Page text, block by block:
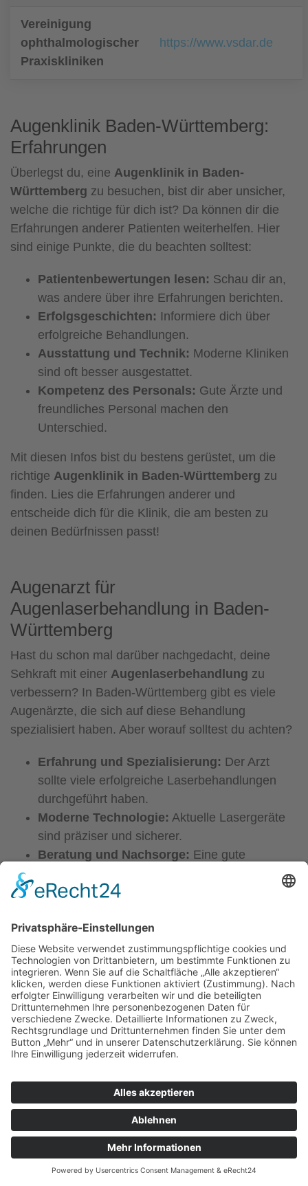
Vereinigung
ophthalmologischer
Praxiskliniken
https://www.vsdar.de
Augenklinik Baden-Württemberg:
Erfahrungen
Überlegst du, eine Augenklinik in Baden-
Württemberg zu besuchen, bist dir aber unsicher,
welche die richtige für dich ist? Da können dir die
Erfahrungen anderer Patienten weiterhelfen. Hier
sind einige Punkte, die du beachten solltest:
Patientenbewertungen lesen: Schau dir an,
was andere über ihre Erfahrungen berichten.
Erfolgsgeschichten: Informiere dich über
erfolgreiche Behandlungen.
Ausstattung und Technik: Moderne Kliniken
sind oft besser ausgestattet.
Kompetenz des Personals: Gute Ärzte und
freundliches Personal machen den
Unterschied.
Mit diesen Infos bist du bestens gerüstet, um die
richtige Augenklinik in Baden-Württemberg zu
finden. Lies die Erfahrungen anderer und
entscheide dich für die Klinik, die am besten zu
deinen Bedürfnissen passt!
Augenarzt für
Augenlaserbehandlung in Baden-
Württemberg
Hast du schon mal darüber nachgedacht, deine
Sehkraft mit einer Augenlaserbehandlung zu
verbessern? In Baden-Württemberg gibt es viele
Augenärzte, die sich auf diese Behandlung
spezialisiert haben. Aber worauf solltest du achten?
Erfahrung und Spezialisierung: Der Arzt
sollte viele erfolgreiche Laserbehandlungen
durchgeführt haben.
Moderne Technologie: Aktuelle Lasergeräte
sind präziser und sicherer.
Beratung und Nachsorge: Eine gute
wichtig.
über die Kosten und mögliche
Finanzierungshilfen.
Wenn du diese Punkte beachtest, kannst du sicher
sein, den richtigen Augenarzt für deine
Augenlaserbehandlung in Baden-Württemberg
zu finden. Freue dich auf eine klare Sicht ohne Brille
oder Kontaktlinsen!
Augenarzt für Altersweitsichtigkeit in
Baden-Württemberg
Hast du bemerkt, dass das Lesen kleiner Schrift
immer schwieriger wird? Das könnte